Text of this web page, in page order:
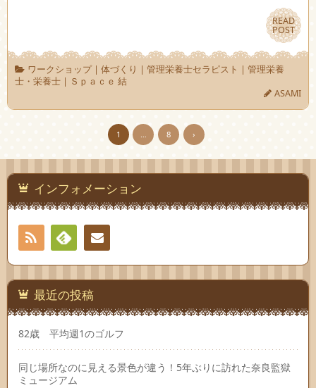
READ
POST
READ
POST
ワークショップ| 体づくり | 管理栄養士セラピスト | 管理栄養
士・栄養士 | Ｓｐａｃｅ 結
ASAMI
1 … 8 ›
インフォメーション
RSS
Feedly連絡
先
最近の投稿
82歳 平均週1のゴルフ
同じ場所なのに見える景色が違う！5年ぶりに訪れた奈良監獄
ミュージアム